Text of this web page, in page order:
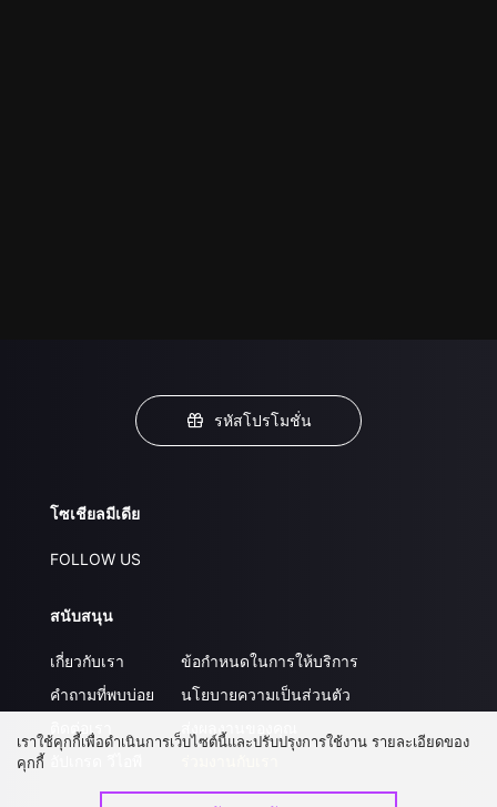
รหัสโปรโมชั่น
โซเชียลมีเดีย
FOLLOW US
สนับสนุน
เกี่ยวกับเรา
คำถามที่พบบ่อย
ติดต่อเรา
ข้อกำหนดในการให้บริการ
นโยบายความเป็นส่วนตัว
ส่งผลงานของคุณ
เราใช้คุกกี้เพื่อดำเนินการเว็บไซต์นี้และปรับปรุงการใช้งาน รายละเอียดของ
คุกกี้